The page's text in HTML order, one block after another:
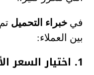
فيخبراء التحميل
بين العملاء:
1. اختيار السعر الأرخص فقط